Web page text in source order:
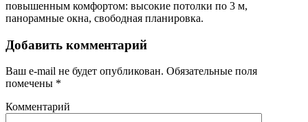
повышенным комфортом: высокие потолки по 3 м,
панорамные окна, свободная планировка.
Добавить комментарий
Ваш e-mail не будет опубликован. Обязательные поля
помечены *
Комментарий